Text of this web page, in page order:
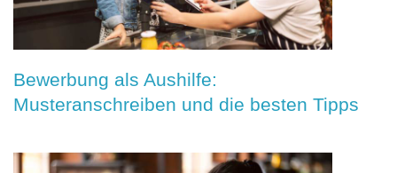
Bewerbung als Aushilfe:
Musteranschreiben und die besten Tipps